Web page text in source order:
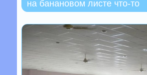
на банановом листе что-то